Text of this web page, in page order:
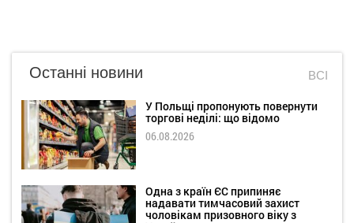
Останні новини ВСІ
У Польщі пропонують повернути
торгові неділі: що відомо
06.08.2026
Одна з країн ЄС припиняє
надавати тимчасовий захист
чоловікам призовного віку з